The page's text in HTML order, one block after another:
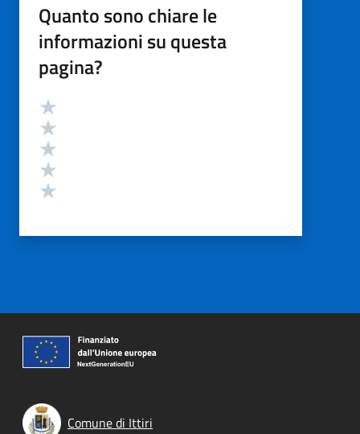
Quanto sono chiare le
informazioni su questa
pagina?
Valutazione
Comune di Ittiri